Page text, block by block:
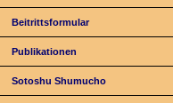
Beitrittsformular
Publikationen
Sotoshu Shumucho